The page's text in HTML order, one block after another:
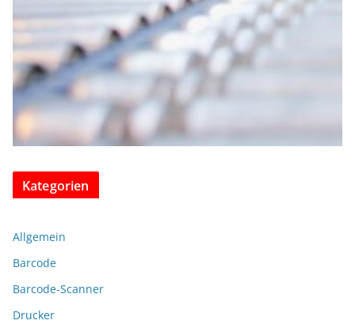
Kategorien
Allgemein
Barcode
Barcode-Scanner
Drucker